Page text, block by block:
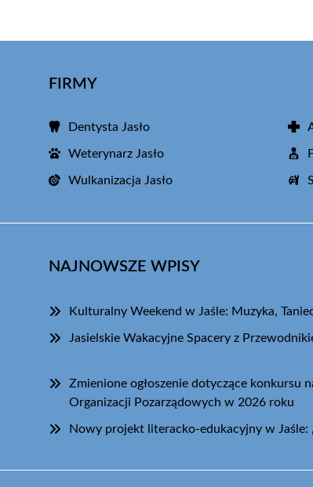
FIRMY
Dentysta Jasło
Weterynarz Jasło
Wulkanizacja Jasło
NAJNOWSZE WPISY
Kulturalny Weekend w Jaśle: Muzyka,
Jasielskie Wakacyjne Spacery z
Zmienione ogłoszenie dotyczące konkursu
Organizacji Pozarządowych w 2026 roku
Nowy projekt literacko-edukacyjny w Jaśle: